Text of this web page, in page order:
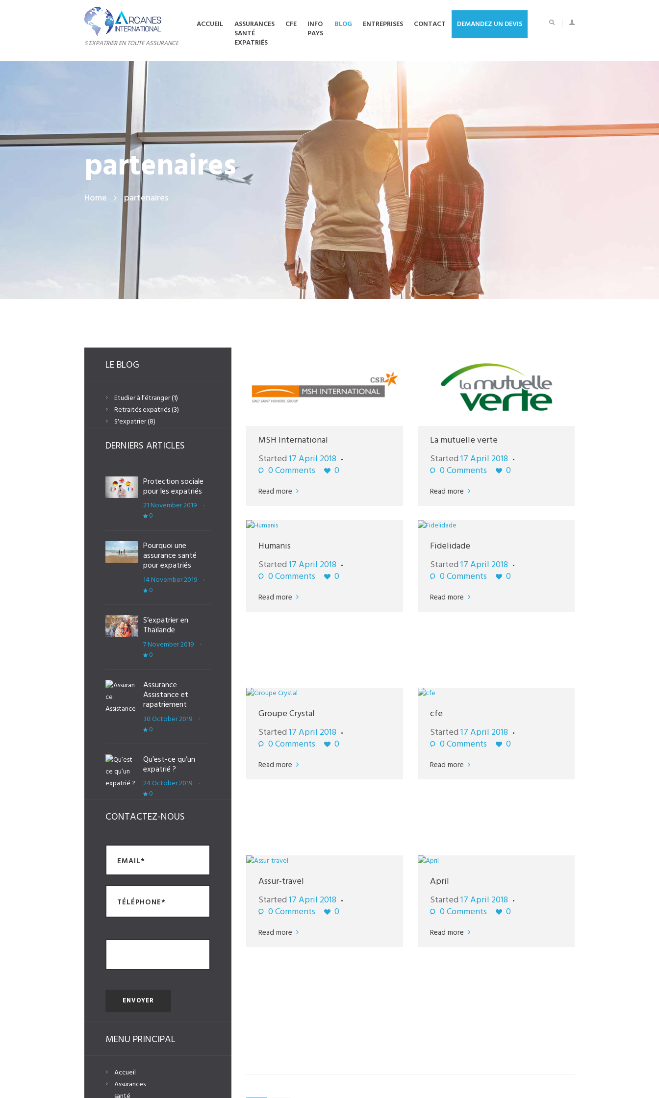
S'EXPATRIER EN TOUTE ASSURANCE
ACCUEIL
ASSURANCES
SANTÉ
EXPATRIÉS
CFE
INFO
PAYS
BLOG ENTREPRISES CONTACT DEMANDEZ UN DEVIS
partenaires
Home partenaires
MSH International
Started17 April 2018
0Comments 0
Read more
La mutuelle verte
Started17 April 2018
0Comments 0
Read more
Humanis
Started17 April 2018
0Comments 0
Read more
Fidelidade
Started17 April 2018
0Comments 0
Read more
Groupe Crystal
Started17 April 2018
0Comments 0
Read more
cfe
Started17 April 2018
0Comments 0
Read more
Assur-travel
Started17 April 2018
0Comments 0
Read more
April
Started17 April 2018
0Comments 0
Read more
LE BLOG
Etudier à l’étranger(1)
Retraités expatriés(3)
S'expatrier(8)
DERNIERS ARTICLES
Protection sociale
pour les expatriés
21 November 2019
0
Pourquoi une
assurance santé
pour expatriés
14 November 2019
0
S’expatrier en
Thaïlande
7 November 2019
0
Assurance
Assistance et
rapatriement
30 October 2019
0
Qu’est-ce qu’un
expatrié ?
24 October 2019
0
CONTACTEZ-NOUS
MENU PRINCIPAL
Accueil
Assurances